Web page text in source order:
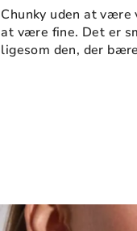
Chunky uden at være
at være fine. Det er
ligesom den, der